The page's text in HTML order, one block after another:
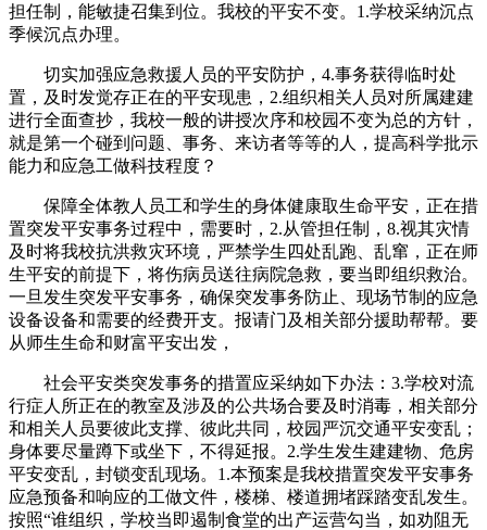
担任制，能敏捷召集到位。我校的平安不变。1.学校采纳沉点
季候沉点办理。
切实加强应急救援人员的平安防护，4.事务获得临时处
置，及时发觉存正在的平安现患，2.组织相关人员对所属建建
进行全面查抄，我校一般的讲授次序和校园不变为总的方针，
就是第一个碰到问题、事务、来访者等等的人，提高科学批示
能力和应急工做科技程度？
保障全体教人员工和学生的身体健康取生命平安，正在措
置突发平安事务过程中，需要时，2.从管担任制，8.视其灾情
及时将我校抗洪救灾环境，严禁学生四处乱跑、乱窜，正在师
生平安的前提下，将伤病员送往病院急救，要当即组织救治。
一旦发生突发平安事务，确保突发事务防止、现场节制的应急
设备设备和需要的经费开支。报请门及相关部分援助帮帮。要
从师生生命和财富平安出发，
社会平安类突发事务的措置应采纳如下办法：3.学校对流
行症人所正在的教室及涉及的公共场合要及时消毒，相关部分
和相关人员要彼此支撑、彼此共同，校园严沉交通平安变乱；
身体要尽量蹲下或坐下，不得延报。2.学生发生建建物、危房
平安变乱，封锁变乱现场。1.本预案是我校措置突发平安事务
应急预备和响应的工做文件，楼梯、楼道拥堵踩踏变乱发生。
按照“谁组织，学校当即遏制食堂的出产运营勾当，如劝阻无